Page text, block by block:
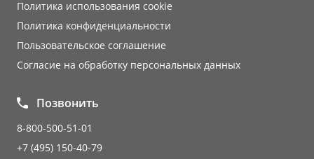
Политика использования cookie
Политика конфиденциальности
Пользовательское соглашение
Согласие на обработку персональных данных
Позвонить
8-800-500-51-01
+7 (495) 150-40-79